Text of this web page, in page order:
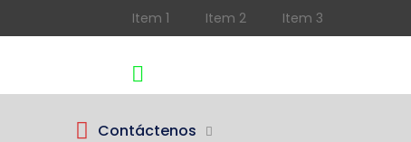
Item 1 Item 2 Item 3
Contáctenos